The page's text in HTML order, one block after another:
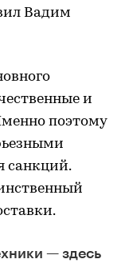
Вадим
и
поэтому
санкций.
— здесь